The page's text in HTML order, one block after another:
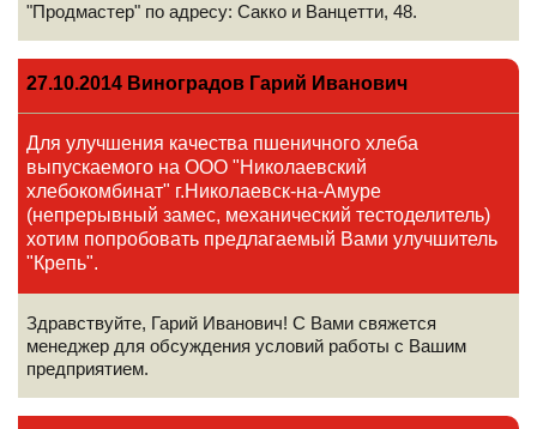
"Продмастер" по адресу: Сакко и Ванцетти, 48.
27.10.2014 Виноградов Гарий Иванович
Для улучшения качества пшеничного хлеба
выпускаемого на ООО "Николаевский
хлебокомбинат" г.Николаевск-на-Амуре
(непрерывный замес, механический тестоделитель)
хотим попробовать предлагаемый Вами улучшитель
"Крепь".
Здравствуйте, Гарий Иванович! С Вами свяжется
менеджер для обсуждения условий работы с Вашим
предприятием.